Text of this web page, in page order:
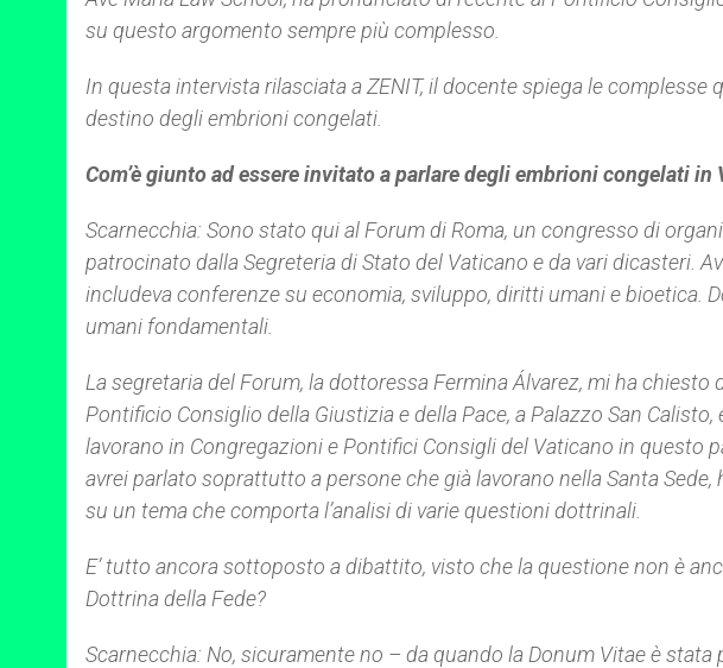
su questo argomento sempre più complesso.
In questa intervista rilasciata a ZENIT, il docente spiega le
destino degli embrioni congelati.
Com’è giunto ad essere invitato a parlare degli embrioni congelati in
Scarnecchia: Sono stato qui al Forum di Roma, un congresso di
patrocinato dalla Segreteria di Stato del Vaticano e da vari dicasteri.
includeva conferenze su economia, sviluppo, diritti umani e bioetica.
umani fondamentali.
La segretaria del Forum, la dottoressa Fermina Álvarez, mi ha
Pontificio Consiglio della Giustizia e della Pace, a Palazzo San
lavorano in Congregazioni e Pontifici Consigli del Vaticano in questo
avrei parlato soprattutto a persone che già lavorano nella Santa
su un tema che comporta l’analisi di varie questioni dottrinali.
E’ tutto ancora sottoposto a dibattito, visto che la questione non è
Dottrina della Fede?
Scarnecchia: No, sicuramente no – da quando la Donum Vitae è